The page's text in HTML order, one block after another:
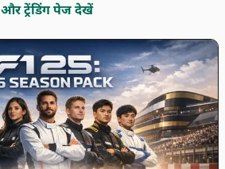
और ट्रेंडिंग पेज देखें